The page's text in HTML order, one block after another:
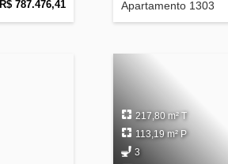
R$ 787.476,41 Apartamento 1303
217,80 m² T
113,19 m² P
3